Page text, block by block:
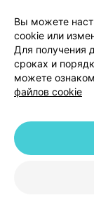
© 2026 ООО
Вы можете
cookie или
Для получения
сроках и
можете
файлов cookie